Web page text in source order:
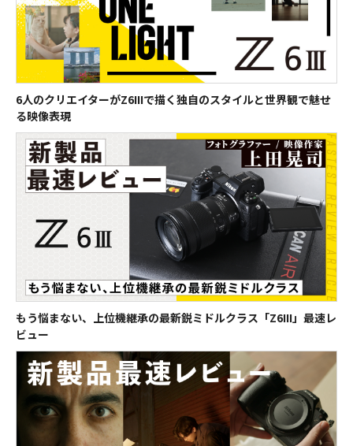
除く）
【注意】
やむを得ない事情により、貸し出し機材の内容が予告なく変更となる場合
がございますので予めご了承ください。
ご応募はご本人限り1回までとさせていただきます。また同一の住所の方
が複数当選された場合でも、1つの応募のみを当選とさせていただきま
す。
一度ご応募された場合の取り消しはできません。
ご応募における機器の誤作動、通信の切断等による損害、トラブルに関し
て、VookおよびNikonはいかなる責任も負わないものとします。また、ご
登録、ご応募に必要な接続料、通信料は応募者のご負担となります。
ご入力内容に不備、誤り、虚偽があった場合ならびに不正行為が発覚した
場合は、Vookの判断により予告なく当選を無効とさせていただきます。
貸出機材の発送にあたり、発送方法、発送日程、時間帯指定等のご要望に
はお応えいたしかねます。また、日本国外、私書箱宛への配送は承ってお
モニターキャンペーン参加者は、それによって得られた権利を第三者に譲
渡・転売することはできません。また、貸出機材の転売、譲渡・質入その
他一切の処分行為を禁止いたします。
配送途中に生じた貸出機材の破損、紛失に関して当選者に不利益が生じて
も、VookおよびNikonはいかなる責任も負わないものとします。
本キャンペーンの応募状況、モニターの選考基準及び選考結果、並びに投
稿レビューキャンペーンに係るVook及びNikonによる評価に関するお問い
合わせにはお答えいたしかねますので予めご了承ください。
なお、投稿レビューキャンペーンにおいてベストレビューに選出された方
には、授与された賞品を第三者に譲渡、転売又は代替品と交換する等の処
6人のクリエイターがZ6IIIで描く独自のスタイルと世界観で魅せ
る映像表現
もう悩まない、上位機継承の最新鋭ミドルクラス「Z6III」最速レ
ビュー